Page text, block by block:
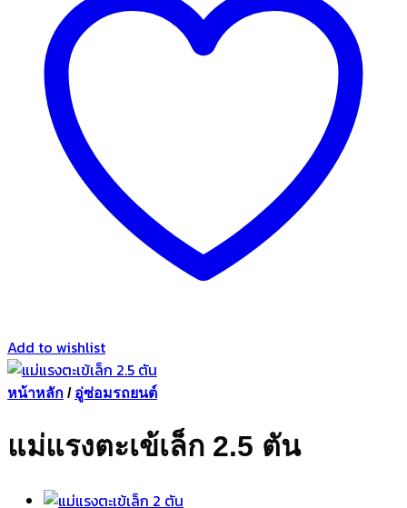
Add to wishlist
หน้าหลัก / อู่ซ่อมรถยนต์
แม่แรงตะเข้เล็ก 2.5 ตัน